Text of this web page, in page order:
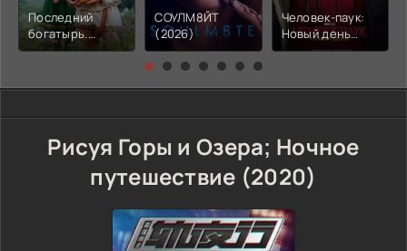
Последний
богатырь.
Колобок (2026)
СОУЛМ8ЙТ
(2026)
Человек-паук:
Новый день
(2026)
Рисуя Горы и Озера; Ночное
путешествие (2020)